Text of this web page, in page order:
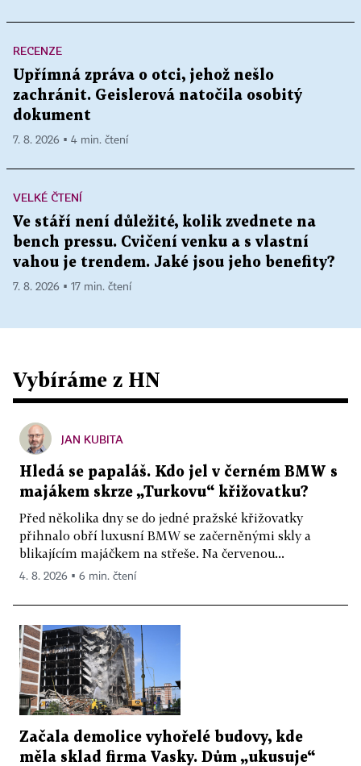
RECENZE
Upřímná zpráva o otci, jehož nešlo
zachránit. Geislerová natočila osobitý
dokument
7. 8. 2026 ▪ 4 min. čtení
VELKÉ ČTENÍ
Ve stáří není důležité, kolik zvednete na
bench pressu. Cvičení venku a s vlastní
vahou je trendem. Jaké jsou jeho benefity?
7. 8. 2026 ▪ 17 min. čtení
Vybíráme z HN
JAN KUBITA
Hledá se papaláš. Kdo jel v černém BMW s
majákem skrze „Turkovu“ křižovatku?
Před několika dny se do jedné pražské křižovatky
přihnalo obří luxusní BMW se začerněnými skly a
blikajícím majáčkem na střeše. Na červenou...
4. 8. 2026 ▪ 6 min. čtení
Začala demolice vyhořelé budovy, kde
měla sklad firma Vasky. Dům „ukusuje“